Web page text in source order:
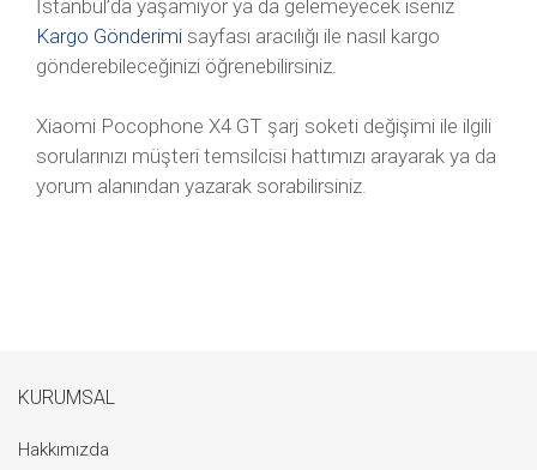
İstanbul’da yaşamıyor ya da gelemeyecek iseniz
Kargo Gönderimi sayfası aracılığı ile nasıl kargo
gönderebileceğinizi öğrenebilirsiniz.
Xiaomi Pocophone X4 GT şarj soketi değişimi ile ilgili
sorularınızı müşteri temsilcisi hattımızı arayarak ya da
yorum alanından yazarak sorabilirsiniz.
KURUMSAL
Hakkımızda